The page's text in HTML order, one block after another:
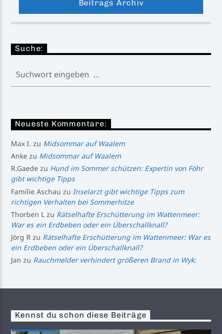
Beitrags Archiv
Suche:
Neueste Kommentare:
Max I. zu Midsommar auf Waalem
Anke zu Midsommar auf Waalem
R.Gaede zu Hund im Sommer schützen: Expertin von Föhr
gibt wichtige Tipps
Familie Aschau zu Inselarzt gibt wichtige Tipps zum
richtigen Verhalten bei Sommerhitze
Thorben L zu Rätselhafte Erschütterung im Wattenmeer:
War es ein Erdbeben oder ein Überschallknall?
Jörg R zu Rätselhafte Erschütterung im Wattenmeer: War es
ein Erdbeben oder ein Überschallknall?
Jan zu Rauchmelder verhindert größeren Brand in Wyk:
Kennst du schon diese Beiträge